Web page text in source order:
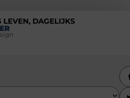
LEVEN, DAGELIJKS